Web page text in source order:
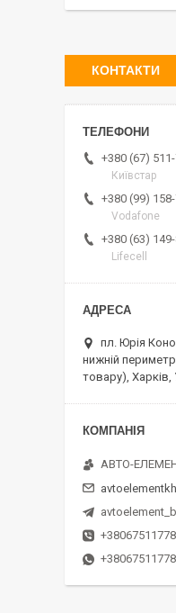
КОНТАКТИ
+380 (67)
Київстар
+380 (99)
Vodafone
+380 (63)
Lifecell
пл. Юрія
нижній
товару), Харків,
АВТО-